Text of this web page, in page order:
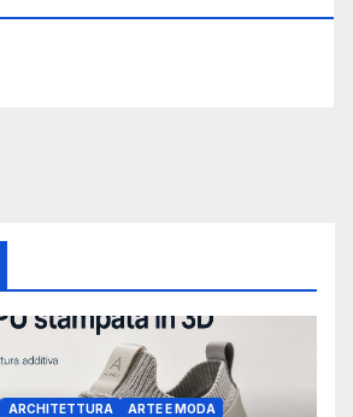
ARCHITETTURA ARTE E MODA